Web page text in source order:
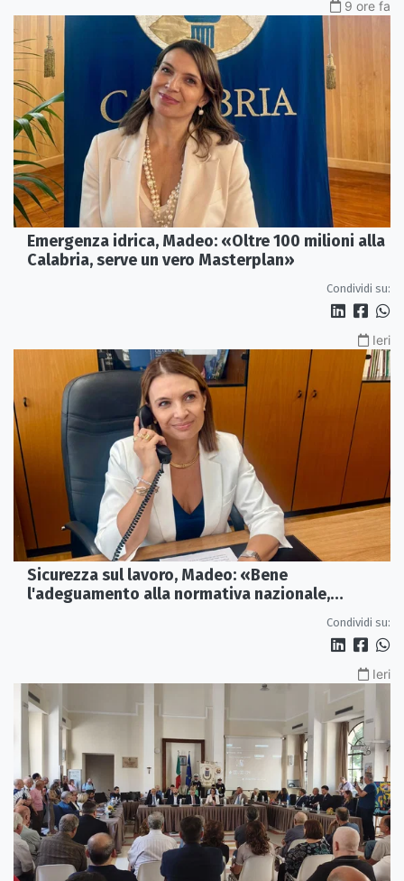
9 ore fa
Emergenza idrica, Madeo: «Oltre 100 milioni alla
Calabria, serve un vero Masterplan»
Condividi su:
Ieri
Sicurezza sul lavoro, Madeo: «Bene
l'adeguamento alla normativa nazionale,
Condividi su:
Ieri